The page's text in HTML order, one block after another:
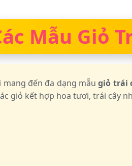
Mẫu Giỏ
mang đến đa dạng mẫugiỏ trái
giỏ kết hợp hoa tươi, trái cây